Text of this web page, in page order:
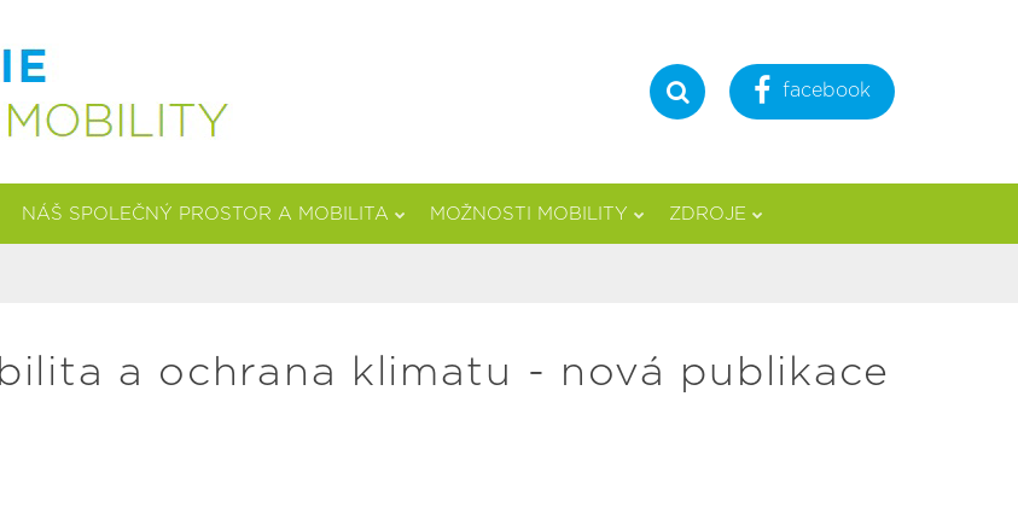
Hledat facebook
NÁŠ SPOLEČNÝ PROSTOR A MOBILITA MOŽNOSTI MOBILITY ZDROJE
a ochrana klimatu - nová publikace